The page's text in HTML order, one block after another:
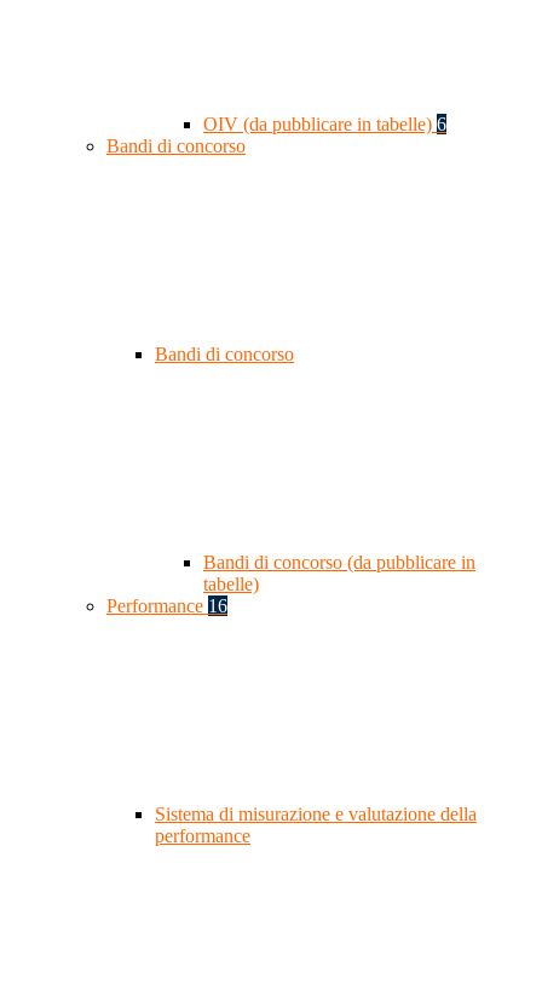
OIV (da pubblicare in tabelle) 6
Bandi di concorso
Bandi di concorso
Bandi di concorso (da pubblicare in
tabelle)
Performance 16
Sistema di misurazione e valutazione della
performance